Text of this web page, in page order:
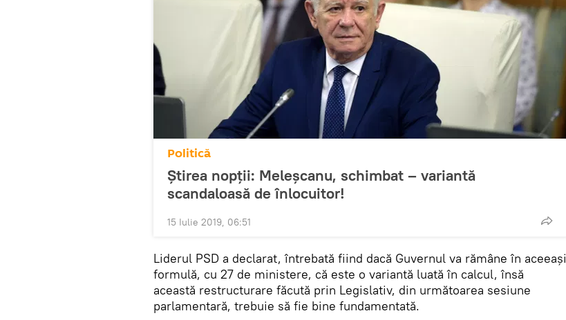
Politică
Știrea nopții: Meleșcanu, schimbat – variantă
scandaloasă de înlocuitor!
15 Iulie 2019, 06:51
Liderul PSD a declarat, întrebată fiind dacă Guvernul va rămâne în aceeași
formulă, cu 27 de ministere, că este o variantă luată în calcul, însă
această restructurare făcută prin Legislativ, din următoarea sesiune
parlamentară, trebuie să fie bine fundamentată.